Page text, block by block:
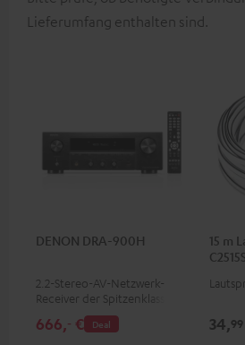
Lieferumfang enthalten sind.
DENON DRA-900H
2.2-Stereo-AV-Netzwerk-
Receiver der Spitzenklasse mit
145 Watt pro Kanal an 6 Ohm,
USB-Playback sowie weitere
Deal
666,‐ €
15 m
C2515S
34,99